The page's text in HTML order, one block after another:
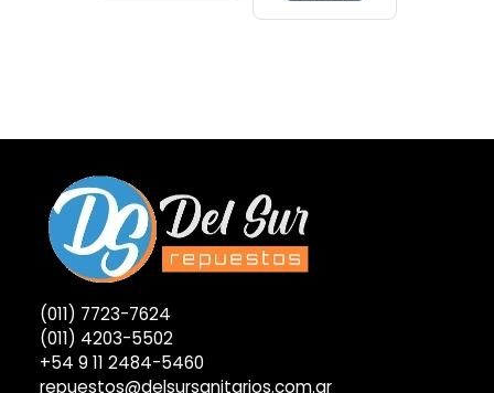
(011) 7723-7624
(011) 4203-5502
+54 9 11 2484-5460
repuestos@delsursanitarios.com.ar